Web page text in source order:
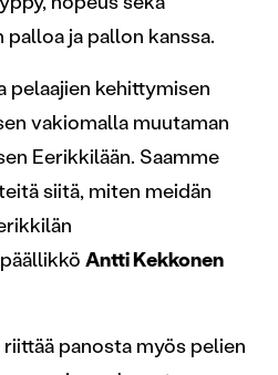
ja pallon kanssa.
pelaajien kehittymisen
vakiomalla muutaman
Eerikkilään. Saamme
siitä, miten meidän
Antti Kekkonen
panosta myös pelien